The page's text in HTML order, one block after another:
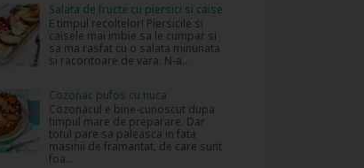
Salata de fructe cu piersici si caise
E timpul recoltelor! Piersicile si
caisele mai imbie sa le cumpar si
sa ma rasfat cu o salata minunata
si racoritoare de vara. N-a...
Cozonac pufos cu nuca
Cozonacul e bine-cunoscut dupa
timpul mare de preparare. Dar
totul pare sa paleasca in fata
masinii de framantat, de care sunt
foa...